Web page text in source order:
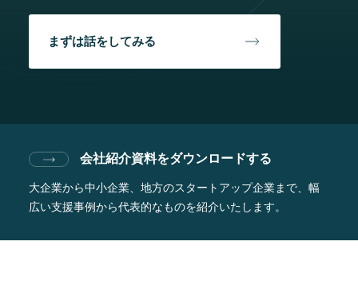
まずは話をしてみる
会社紹介資料をダウンロードする
大企業から中小企業、地方のスタートアップ企業まで、 幅
広い支援事例から代表的なものを紹介いたします。